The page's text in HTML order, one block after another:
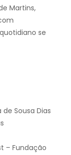
Martins,
se
Sousa Dias
– Fundação